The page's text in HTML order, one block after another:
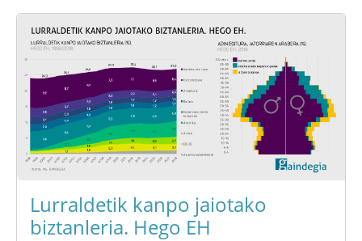
Lurraldetik kanpo jaiotako
biztanleria. Hego EH